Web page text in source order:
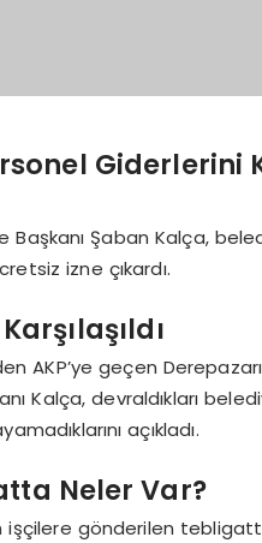
Giderlerini
Başkanı Şaban Kalça,
izne çıkardı.
AKP’ye geçen
Kalça, devraldıkları
açıkladı.
Neler Var?
işçilere gönderilen